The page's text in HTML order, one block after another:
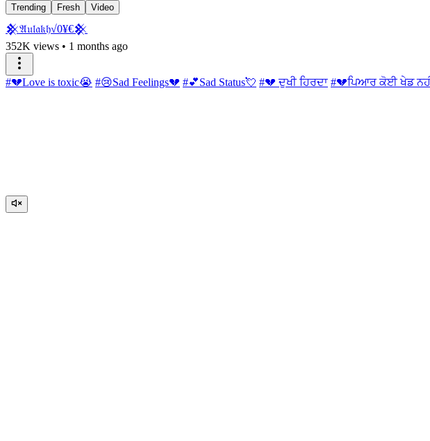
Trending Fresh Video
𒆜𝔄𝔲𝔩𝔞𝔨𝔥√0¥€𒆜
352K views • 1 months ago
#💔Love is toxic😭 #😢Sad Feelings💔 #💕Sad Status💘 #💔 ਦੁਖੀ ਹਿਰਦਾ #💔ਪਿਆਰ ਕੋਈ ਖੇਡ